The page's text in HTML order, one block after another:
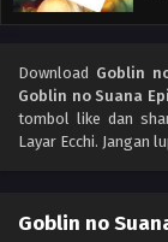
Download Goblin
Goblin no Suana
tombol like dan
Layar Ecchi. Jangan
Goblin no